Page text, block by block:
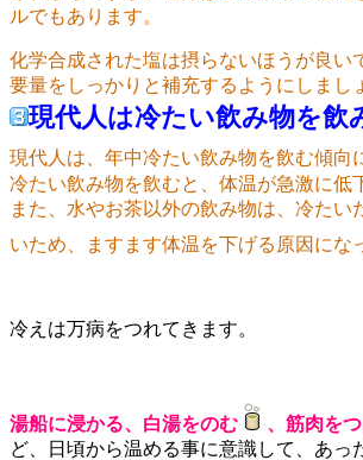
ルでもあります。
化学合成された塩は摂らないほうが良い
要量をしっかりと補充するようにしまし
現代人は冷たい飲み物を飲
現代人は、年中冷たい飲み物を飲む傾向
冷たい飲み物を飲むと、体温が急激に低
また、水やお茶以外の飲み物は、冷たい
いため、ますます体温を下げる原因にな
冷えは万病をつれてきます。
湯船に浸かる、白湯をのむ 、筋肉を
ど、日頃から温める事に意識して、あっ